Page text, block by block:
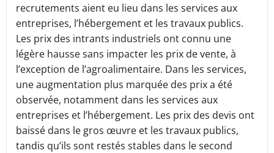
recrutements aient eu lieu dans les services aux
entreprises, l’hébergement et les travaux publics.
Les prix des intrants industriels ont connu une
légère hausse sans impacter les prix de vente, à
l’exception de l’agroalimentaire. Dans les services,
une augmentation plus marquée des prix a été
observée, notamment dans les services aux
entreprises et l’hébergement. Les prix des devis ont
baissé dans le gros œuvre et les travaux publics,
tandis qu’ils sont restés stables dans le second